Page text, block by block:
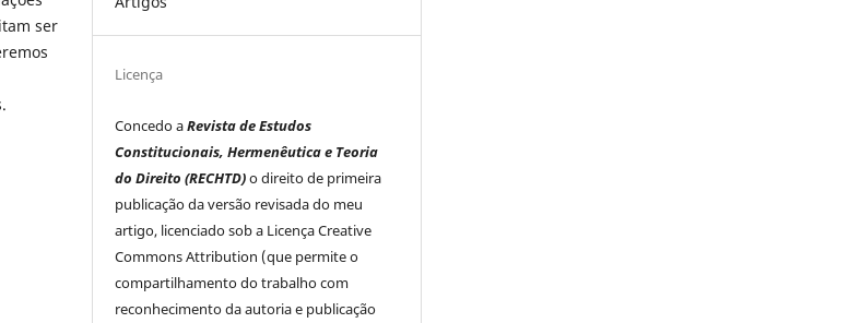
ser
Licença
Concedo aRevista de Estudos
Constitucionais, Hermenêutica e Teoria
do Direito (RECHTD)o direito de primeira
publicação da versão revisada do meu
artigo, licenciado sob a Licença Creative
Commons Attribution (que permite o
compartilhamento do trabalho com
reconhecimento da autoria e publicação